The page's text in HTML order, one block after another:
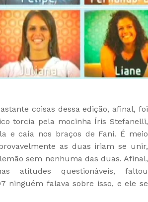
coisas dessa edição, afinal, foi
torcia pela mocinha Íris Stefanelli,
e caía nos braços de Fani. É meio
as duas iriam se unir,
sem nenhuma das duas. Afinal,
atitudes questionáveis, faltou
ninguém falava sobre isso, e ele se